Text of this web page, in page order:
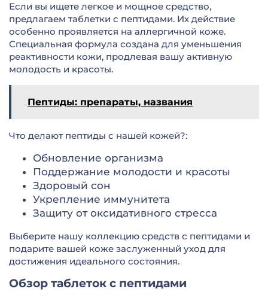
Если вы ищете легкое и мощное средство,
предлагаем таблетки с пептидами. Их действие
особенно проявляется на аллергичной коже.
Специальная формула создана для уменьшения
реактивности кожи, продлевая вашу активную
молодость и красоты.
Пептиды: препараты, названия
Что делают пептиды с нашей кожей?:
Обновление организма
Поддержание молодости и красоты
Здоровый сон
Укрепление иммунитета
Защиту от оксидативного стресса
Выберите нашу коллекцию средств с пептидами и
подарите вашей коже заслуженный уход для
достижения идеального состояния.
Обзор таблеток с пептидами